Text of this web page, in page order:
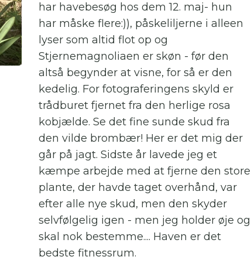
har havebesøg hos dem 12. maj- hun
har måske flere:)), påskeliljerne i alleen
lyser som altid flot op og
Stjernemagnoliaen er skøn - før den
altså begynder at visne, for så er den
kedelig. For fotograferingens skyld er
trådburet fjernet fra den herlige rosa
kobjælde. Se det fine sunde skud fra
den vilde brombær! Her er det mig der
går på jagt. Sidste år lavede jeg et
kæmpe arbejde med at fjerne den store
plante, der havde taget overhånd, var
efter alle nye skud, men den skyder
selvfølgelig igen - men jeg holder øje og
skal nok bestemme.... Haven er det
bedste fitnessrum.